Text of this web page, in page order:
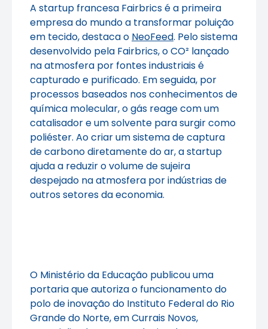
A startup francesa Fairbrics é a primeira
empresa do mundo a transformar poluição
em tecido, destaca o NeoFeed. Pelo sistema
desenvolvido pela Fairbrics, o CO² lançado
na atmosfera por fontes industriais é
capturado e purificado. Em seguida, por
processos baseados nos conhecimentos de
química molecular, o gás reage com um
catalisador e um solvente para surgir como
poliéster. Ao criar um sistema de captura
de carbono diretamente do ar, a startup
ajuda a reduzir o volume de sujeira
despejado na atmosfera por indústrias de
outros setores da economia.
O Ministério da Educação publicou uma
portaria que autoriza o funcionamento do
polo de inovação do Instituto Federal do Rio
Grande do Norte, em Currais Novos,